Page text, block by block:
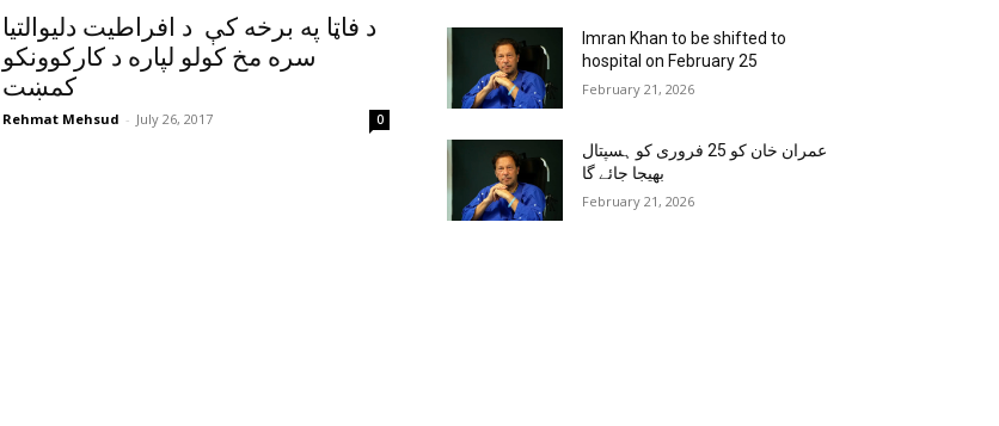
د فاټا په برخه کې د افراطيت دليوالتيا
سره مخ کولو لپاره د کارکوونکو
کمښت
Rehmat Mehsud - July 26, 2017 0
Imran Khan to be shifted to
hospital on February 25
February 21, 2026
عمران خان کو 25 فروری کو ہسپتال
بھیجا جائے گا
February 21, 2026